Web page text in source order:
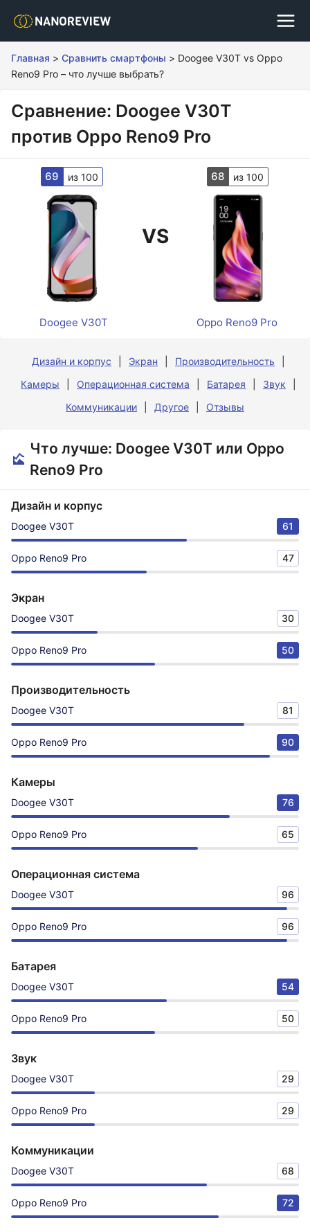
Главная > Сравнить смартфоны > Doogee V30T vs Oppo
Reno9 Pro – что лучше выбрать?
Сравнение: Doogee V30T
против Oppo Reno9 Pro
69 из 100
VS
68 из 100
Doogee V30T Oppo Reno9 Pro
Дизайн и корпус Экран
Производительность
Камеры
Операционная система Батарея
Звук
Коммуникации
Другое Отзывы
Что лучше: Doogee V30T или Oppo
Reno9 Pro
Дизайн и корпус
Doogee V30T 61
Oppo Reno9 Pro 47
Экран
Doogee V30T 30
Oppo Reno9 Pro 50
Производительность
Doogee V30T 81
Oppo Reno9 Pro 90
Камеры
Doogee V30T 76
Oppo Reno9 Pro 65
Операционная система
Doogee V30T 96
Oppo Reno9 Pro 96
Батарея
Doogee V30T 54
Oppo Reno9 Pro 50
Звук
Doogee V30T 29
Oppo Reno9 Pro 29
Коммуникации
Doogee V30T 68
Oppo Reno9 Pro 72